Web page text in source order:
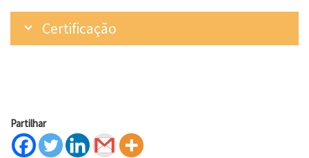
Certificação
Partilhar